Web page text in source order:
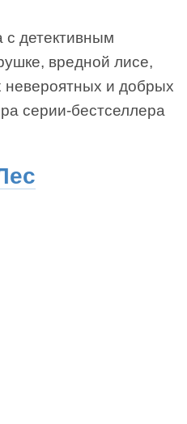
с детективным
вредной лисе,
невероятных и добрых
серии-бестселлера